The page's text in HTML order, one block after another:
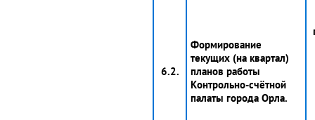
6.2.
Формирование
текущих (на квартал)
планов работы
Контрольно-счётной
палаты города Орла.